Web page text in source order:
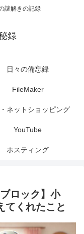
謎解きの記録
録
日々の備忘録
FileMaker
ネットショッピング
YouTube
ホスティング
ロック】小
てくれたこと